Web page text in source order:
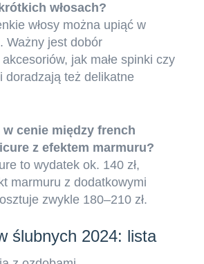
włosach?
włosy można upiąć w
Ważny jest dobór
jak małe spinki czy
doradzają też delikatne
cenie między french
z efektem marmuru?
to wydatek ok. 140 zł,
marmuru z dodatkowymi
zwykle 180–210 zł.
ślubnych 2024: lista